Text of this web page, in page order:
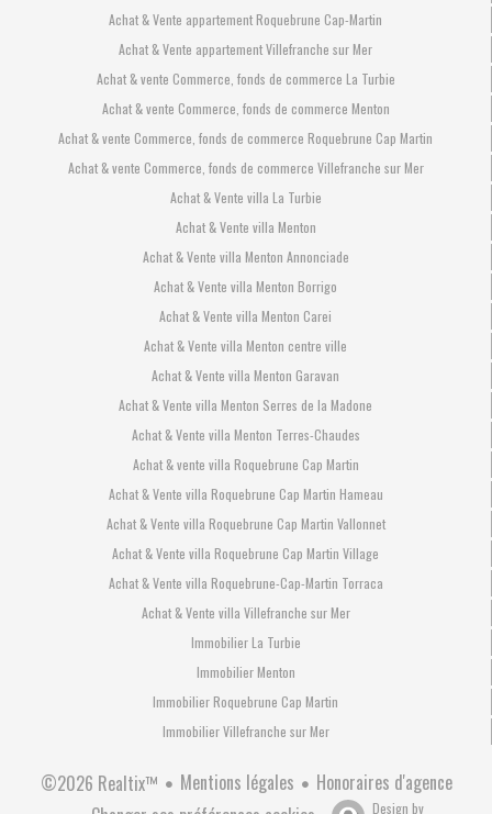
Achat & Vente appartement Roquebrune Cap-Martin
Achat & Vente appartement Villefranche sur Mer
Achat & vente Commerce, fonds de commerce La Turbie
Achat & vente Commerce, fonds de commerce Menton
Achat & vente Commerce, fonds de commerce Roquebrune Cap Martin
Achat & vente Commerce, fonds de commerce Villefranche sur Mer
Achat & Vente villa La Turbie
Achat & Vente villa Menton
Achat & Vente villa Menton Annonciade
Achat & Vente villa Menton Borrigo
Achat & Vente villa Menton Carei
Achat & Vente villa Menton centre ville
Achat & Vente villa Menton Garavan
Achat & Vente villa Menton Serres de la Madone
Achat & Vente villa Menton Terres-Chaudes
Achat & vente villa Roquebrune Cap Martin
Achat & Vente villa Roquebrune Cap Martin Hameau
Achat & Vente villa Roquebrune Cap Martin Vallonnet
Achat & Vente villa Roquebrune Cap Martin Village
Achat & Vente villa Roquebrune-Cap-Martin Torraca
Achat & Vente villa Villefranche sur Mer
Immobilier La Turbie
Immobilier Menton
Immobilier Roquebrune Cap Martin
Immobilier Villefranche sur Mer
©2026 Realtix™ Mentions légales
Honoraires d'agence
Design by